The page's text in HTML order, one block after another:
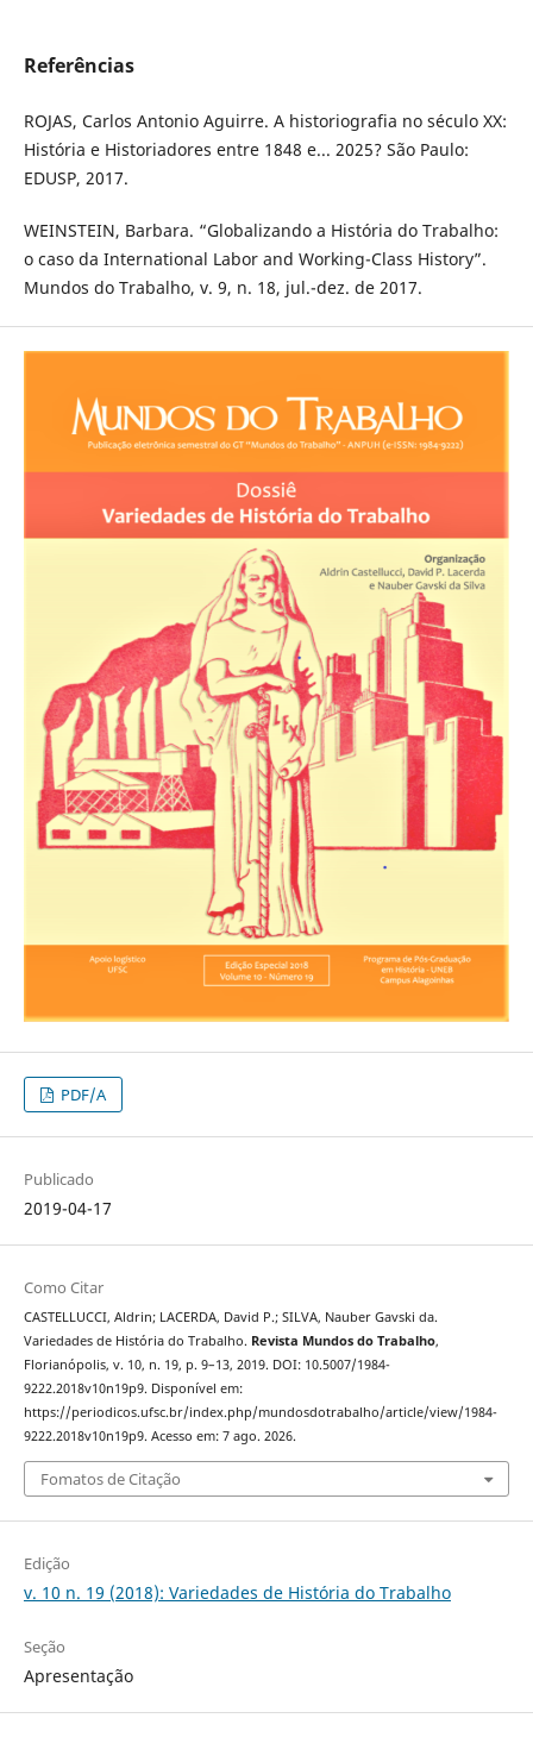
Referências
ROJAS, Carlos Antonio Aguirre. A historiografia no século XX:
História e Historiadores entre 1848 e... 2025? São Paulo:
EDUSP, 2017.
WEINSTEIN, Barbara. “Globalizando a História do Trabalho:
o caso da International Labor and Working-Class History”.
Mundos do Trabalho, v. 9, n. 18, jul.-dez. de 2017.
PDF/A
Publicado
2019-04-17
Como Citar
CASTELLUCCI, Aldrin; LACERDA, David P.; SILVA, Nauber Gavski da.
Variedades de História do Trabalho. Revista Mundos do Trabalho,
Florianópolis, v. 10, n. 19, p. 9–13, 2019. DOI: 10.5007/1984-
9222.2018v10n19p9. Disponível em:
https://periodicos.ufsc.br/index.php/mundosdotrabalho/article/view/1984-
9222.2018v10n19p9. Acesso em: 7 ago. 2026.
Fomatos de Citação
Edição
v. 10 n. 19 (2018): Variedades de História do Trabalho
Seção
Apresentação